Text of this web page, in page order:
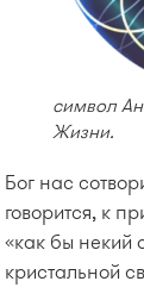
символ
Жизни.
Бог нас
говорится, к
«как бы некий
кристальной